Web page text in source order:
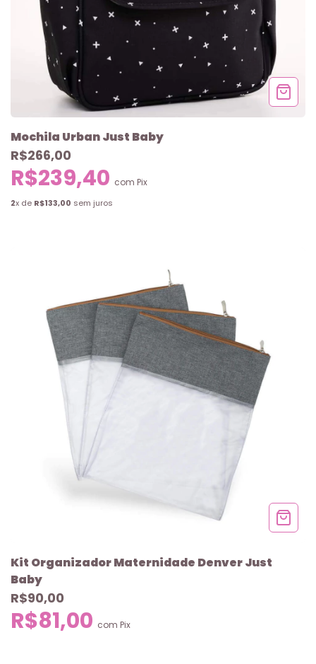
Mochila Urban Just Baby
R$266,00
R$239,40 com Pix
2x de R$133,00 sem juros
Kit Organizador Maternidade Denver Just
Baby
R$90,00
R$81,00 com Pix